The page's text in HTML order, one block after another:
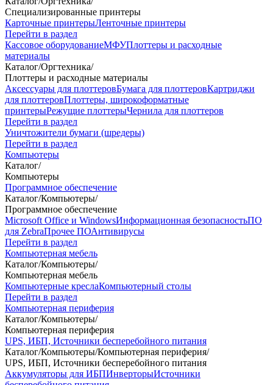
Специализированные принтеры
Карточные принтерыЛенточные принтеры
Перейти в раздел
Кассовое оборудованиеМФУПлоттеры и расходные
материалы
Каталог/Оргтехника/
Плоттеры и расходные материалы
Аксессуары для плоттеровБумага для плоттеровКартриджи
для плоттеровПлоттеры, широкоформатные
принтерыРежущие плоттерыЧернила для плоттеров
Перейти в раздел
Уничтожители бумаги (шредеры)
Перейти в раздел
Компьютеры
Каталог/
Компьютеры
Программное обеспечение
Каталог/Компьютеры/
Программное обеспечение
Microsoft Office и WindowsИнформационная безопасностьПО
для ZebraПрочее ПОАнтивирусы
Перейти в раздел
Компьютерная мебель
Каталог/Компьютеры/
Компьютерная мебель
Компьютерные креслаКомпьютерный столы
Перейти в раздел
Компьютерная периферия
Каталог/Компьютеры/
Компьютерная периферия
UPS, ИБП, Источники бесперебойного питания
Каталог/Компьютеры/Компьютерная периферия/
UPS, ИБП, Источники бесперебойного питания
Аккумуляторы для ИБПИнверторыИсточники